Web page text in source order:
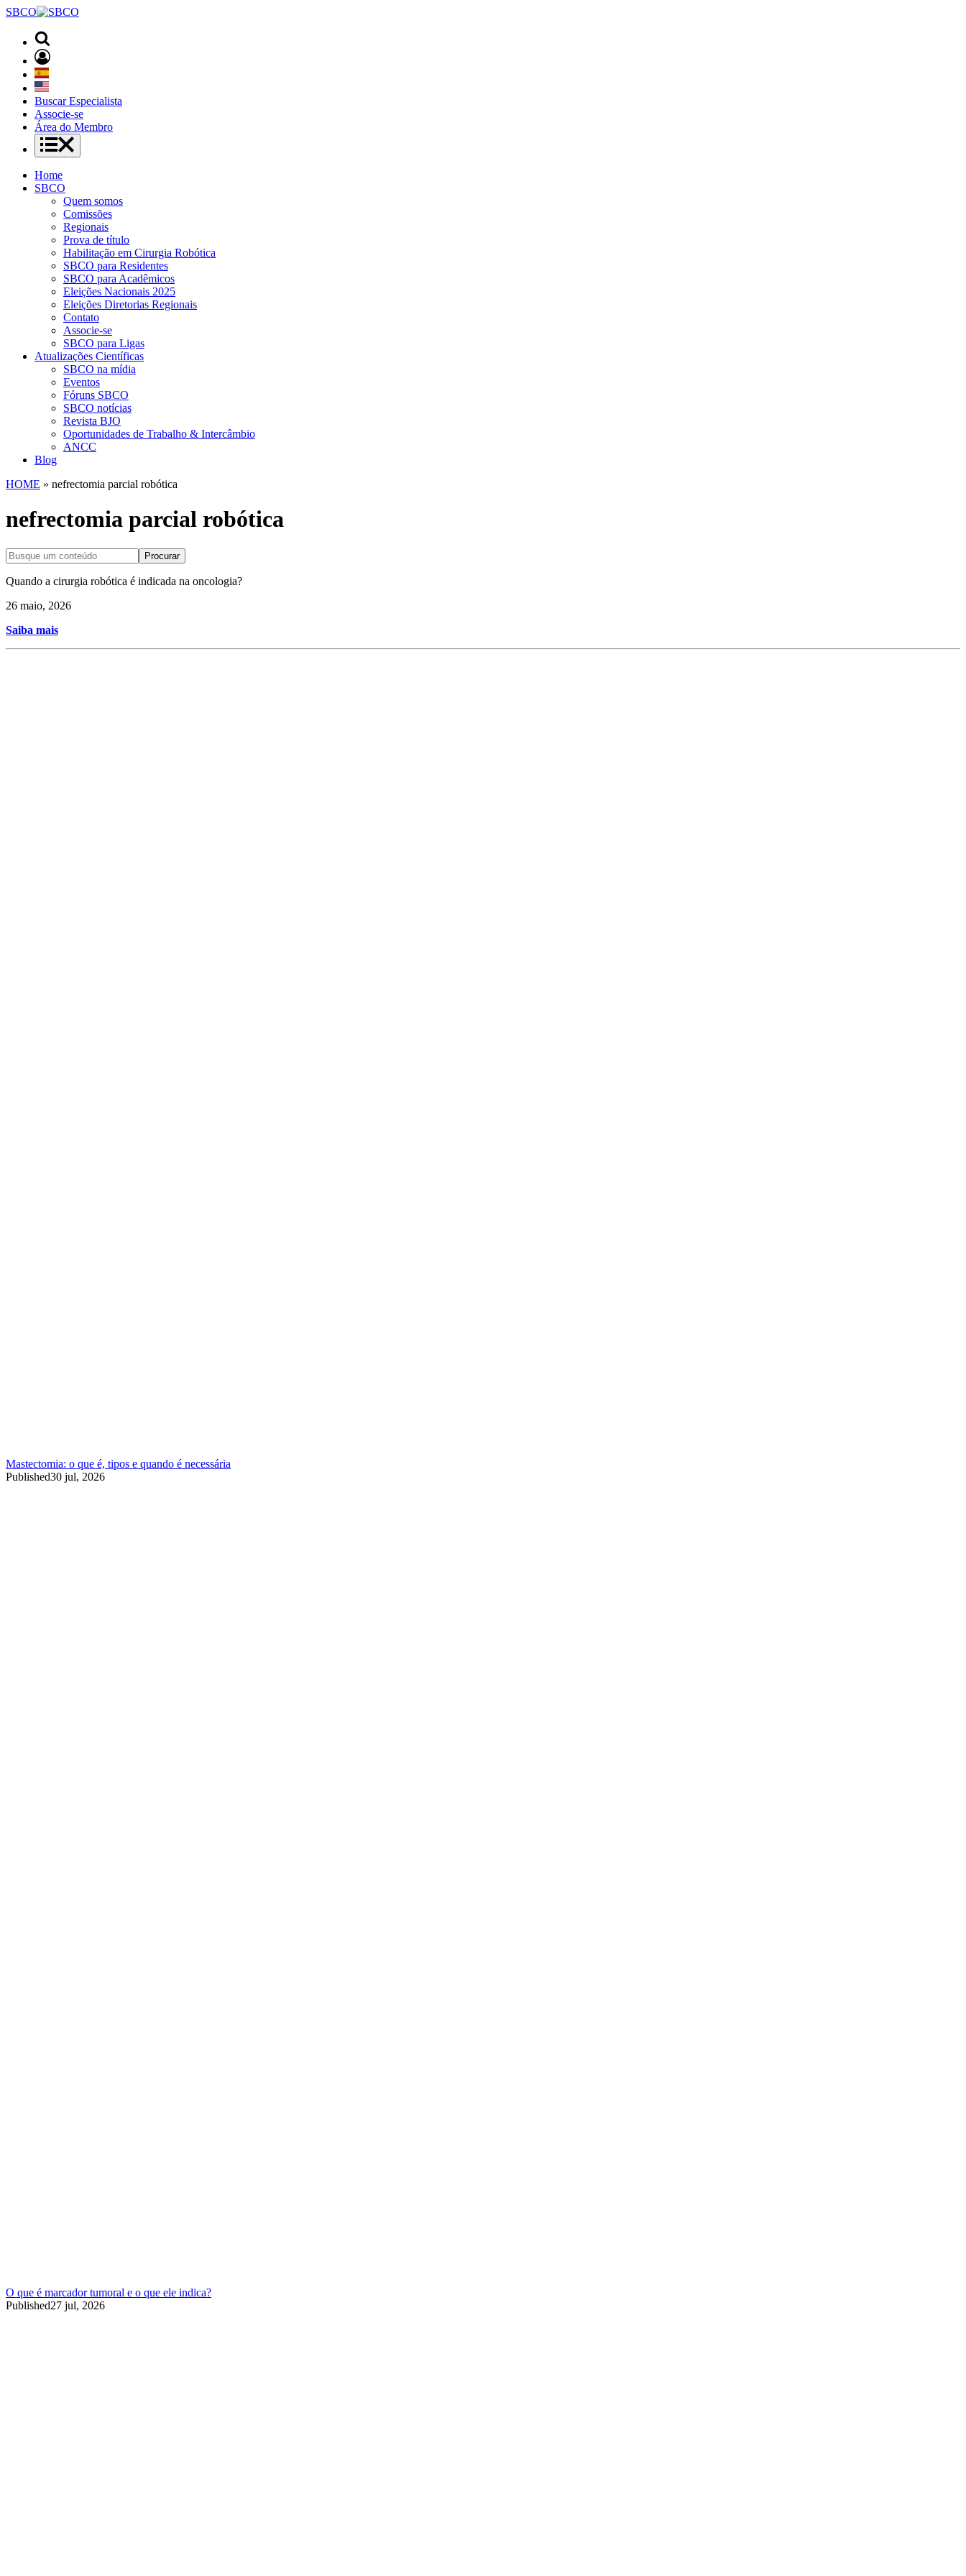
SBCO
Buscar Especialista
Associe-se
Área do Membro
Home
SBCO
Quem somos
Comissões
Regionais
Prova de título
Habilitação em Cirurgia Robótica
SBCO para Residentes
SBCO para Acadêmicos
Eleições Nacionais 2025
Eleições Diretorias Regionais
Contato
Associe-se
SBCO para Ligas
Atualizações Científicas
SBCO na mídia
Eventos
Fóruns SBCO
SBCO notícias
Revista BJO
Oportunidades de Trabalho & Intercâmbio
ANCC
Blog
HOME » nefrectomia parcial robótica
nefrectomia parcial robótica
Procurar
Quando a cirurgia robótica é indicada na oncologia?
26 maio, 2026
Saiba mais
Mastectomia: o que é, tipos e quando é necessária
Published30 jul, 2026
O que é marcador tumoral e o que ele indica?
Published27 jul, 2026